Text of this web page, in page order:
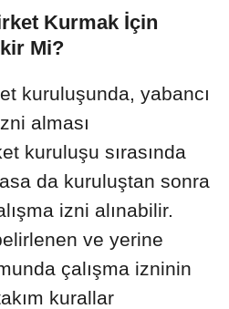
Kurmak İçin
Mi?
kuruluşunda, yabancı
alması
kuruluşu sırasında
da kuruluştan sonra
izni alınabilir.
ve yerine
çalışma izninin
kurallar